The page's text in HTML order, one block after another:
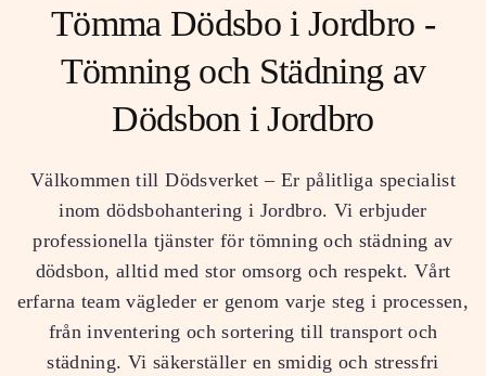
Tömma Dödsbo i Jordbro -
Tömning och Städning av
Dödsbon i Jordbro
Välkommen till Dödsverket – Er pålitliga specialist
inom dödsbohantering i Jordbro. Vi erbjuder
professionella tjänster för tömning och städning av
dödsbon, alltid med stor omsorg och respekt. Vårt
erfarna team vägleder er genom varje steg i processen,
från inventering och sortering till transport och
städning. Vi säkerställer en smidig och stressfri